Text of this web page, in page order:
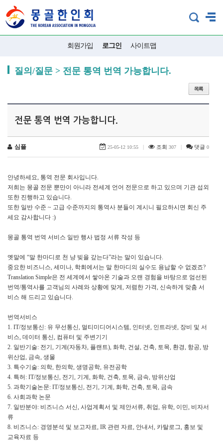
회원가입 로그인 사이트맵
질의/질문 > 전문 통역 번역 가능합니다.
전문 통역 번역 가능합니다.
심플 25-05-12 10:55 | 조회 307 | 댓글 0
안녕하세요, 통역 전문 회사입니다.
저희는 몽골 전문 뿐만이 아니라 전세계 언어 전문으로 하고 있으며 기관 섭외
또한 진행하고 있습니다.
또한 일반 수준 ~ 고급 수준까지의 통역사 분들이 계시니 필요하시면 회신 주
세요 감사합니다 :)
몽골 통역 번역 서비스 일반 행사 법정 서류 작성 등
옛말에 “말 한마디로 천 냥 빚을 갚는다”라는 말이 있습니다.
중요한 비즈니스, 세미나, 학회에서는 말 한마디의 실수도 용납할 수 없겠죠?
Translation Simple은 전 세계에서 쌓아온 기술과 오랜 경험을 바탕으로 엄선된
번역/통역사를 고객님의 사례와 상황에 맞게, 저렴한 가격, 신속하게 맞춤 서
비스 해 드리고 있습니다.
번역서비스
1. IT/정보통신: 유 무선통신, 멀티미디어시스템, 인터넷, 인트라넷, 장비 및 서
비스, 데이터 통신, 컴퓨터 및 주변기기
2. 일반기술: 전기, 기계(자동차, 플랜트), 화학, 건설, 건축, 토목, 환경, 항공, 방
위산업, 금속, 생물
3. 특수기술: 의학, 한의학, 생명공학, 유전공학
4. 특허: IT/정보통신, 전기, 기계, 화학, 건축, 토목, 금속, 방위산업
5. 과학기술논문: IT/정보통신, 전기, 기계, 화학, 건축, 토목, 금속
6. 사회과학 논문
7. 일반분야: 비즈니스 서신, 사업계획서 및 제안서류, 취업, 유학, 이민, 비자서
류
8. 비즈니스: 경영분석 및 보고자료, IR 관련 자료, 안내서, 카탈로그, 홍보 및
교육자료 등